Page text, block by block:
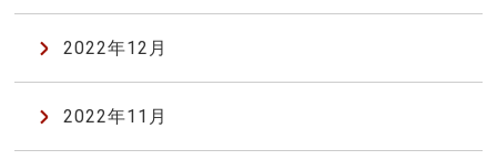
2022年12月
2022年11月